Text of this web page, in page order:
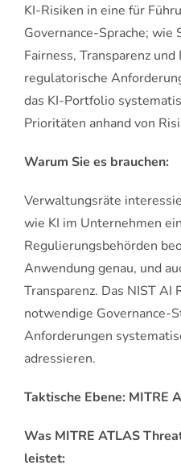
KI-Risiken in eine für
Governance-Sprache; wie
Fairness, Transparenz
regulatorische
das KI-Portfolio
Prioritäten anhand von
Warum Sie es brauchen:
Verwaltungsräte
wie KI im Unternehmen
Regulierungsbehörden
Anwendung genau, und
Transparenz. Das NIST AI
notwendige Governance-
Anforderungen
adressieren.
Taktische Ebene: MITRE
Was MITRE ATLAS
leistet: